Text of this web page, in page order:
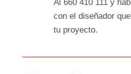
Al 660 410 111 y
con el diseñador
tu proyecto.